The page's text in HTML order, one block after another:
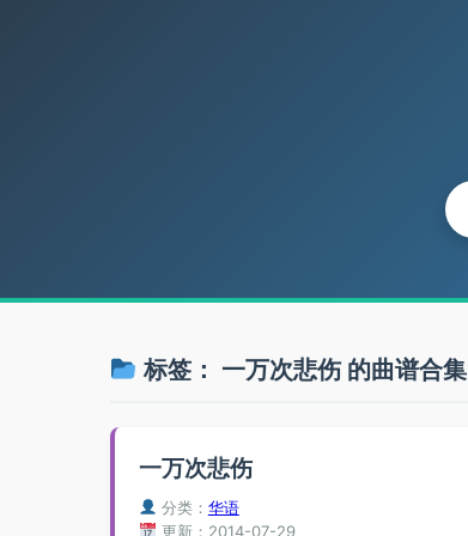
标签： 一万次悲伤的曲谱合集
一万次悲伤
分类： 华语
更新：2014-07-29